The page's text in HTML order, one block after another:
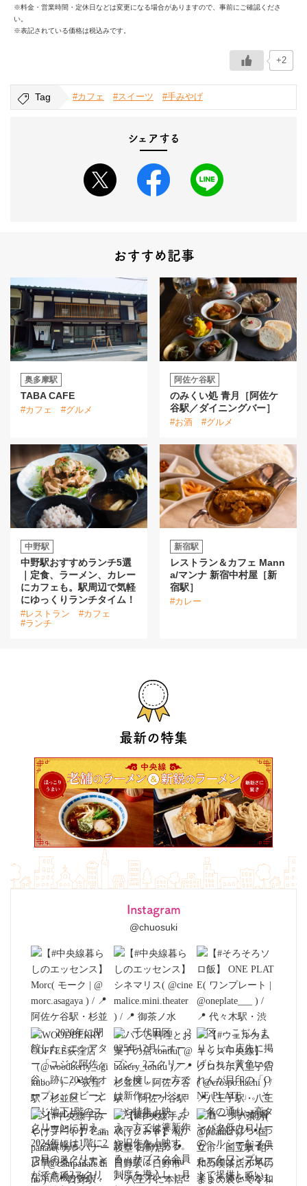
※料金・営業時間・定休日などは変更になる場合がありますので、事前にご確認くださ
い。
※表記されている価格は税込みです。
+2
Tag #カフェ #スイーツ #手みやげ
シェアする
最新の特集
Instagram
@chuosuki
おすすめ記事
奥多摩駅
TABA CAFE
#カフェ #グルメ
阿佐ケ谷駅
のみくい処 青月［阿佐ケ
谷駅／ダイニングバー］
#お酒 #グルメ
中野駅
中野駅おすすめランチ5選
｜定食、ラーメン、カレー
にカフェも。駅周辺で気軽
にゆっくりランチタイム！
#レストラン
#カフェ
#ランチ
新宿駅
レストラン＆カフェ Mann
a/マンナ 新宿中村屋［新
宿駅］
#カレー